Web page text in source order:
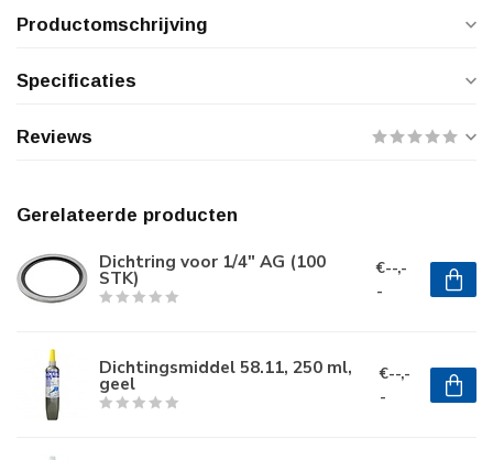
Productomschrijving
Specificaties
Reviews
Gerelateerde producten
Dichtring voor 1/4" AG (100
STK)
€--,-
-
Dichtingsmiddel 58.11, 250 ml,
geel
€--,-
-